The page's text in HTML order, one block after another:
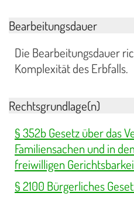
Bearbeitungsdauer
Die Bearbeitungsdauer
Komplexität des Erbfalls.
Rechtsgrundlage(n)
§ 352b Gesetz über das
Familiensachen und in
freiwilligen
§ 2100 Bürgerliches